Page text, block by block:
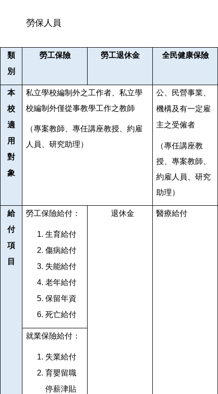
勞保人員
類
別
勞工保險 勞工退休金 全民健康保險
本
校
適
用
對
象
私立學校編制外之工作者、 私立學
校編制外僅從事教學工作之教師
（專案教師、 專任講座教授、 約雇
人員、研究助理）
公、民營事業、
機構及有一定雇
主之受僱者
（專任講座教
授、專案教師、
約雇人員、研究
助理）
給
付
項
目
勞工保險給付：
生育給付
傷病給付
失能給付
老年給付
保留年資
死亡給付
退休金 醫療給付
就業保險給付：
失業給付
育嬰留職
停薪津貼